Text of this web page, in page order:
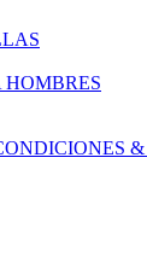
HOMBRES